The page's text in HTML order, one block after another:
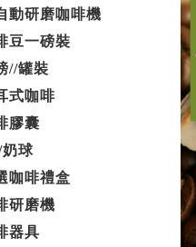
動研磨咖啡機
豆一磅裝
//罐裝
式咖啡
膠囊
球
咖啡禮盒
研磨機
器具